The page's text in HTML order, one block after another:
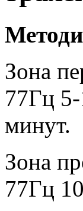
Зона
77Гц
минут.
Зона
77Гц